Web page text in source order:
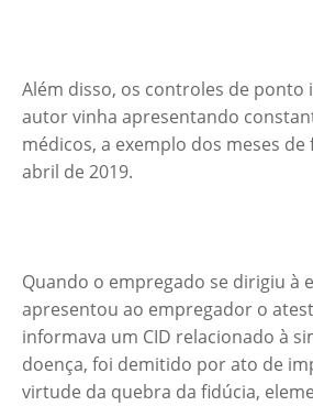
Além disso, os controles de ponto
autor vinha apresentando
médicos, a exemplo dos meses
abril de 2019.
Quando o empregado se dirigiu à
apresentou ao empregador o
informava um CID relacionado à
doença, foi demitido por ato de
virtude da quebra da fidúcia,